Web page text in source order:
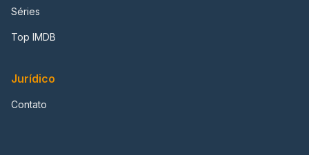
Séries
Top IMDB
Jurídico
Contato